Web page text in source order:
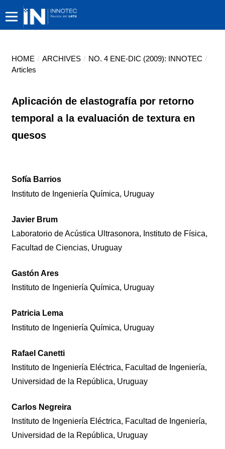
HOME / ARCHIVES / NO. 4 ENE-DIC (2009): INNOTEC /
Articles
Aplicación de elastografía por retorno
temporal a la evaluación de textura en
quesos
Sofía Barrios
Instituto de Ingeniería Química, Uruguay
Javier Brum
Laboratorio de Acústica Ultrasonora, Instituto de Física,
Facultad de Ciencias, Uruguay
Gastón Ares
Instituto de Ingeniería Química, Uruguay
Patricia Lema
Instituto de Ingeniería Química, Uruguay
Rafael Canetti
Instituto de Ingeniería Eléctrica, Facultad de Ingeniería,
Universidad de la República, Uruguay
Carlos Negreira
Instituto de Ingeniería Eléctrica, Facultad de Ingeniería,
Universidad de la República, Uruguay